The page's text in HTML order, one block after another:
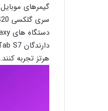
هرتز تجربه کنند.